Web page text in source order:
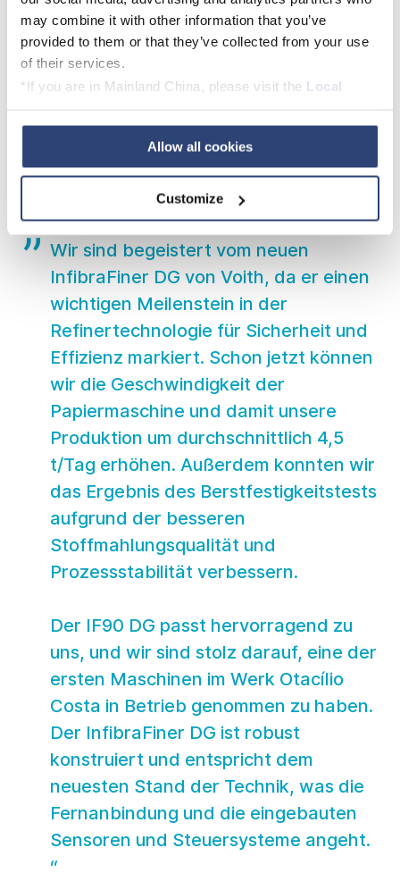
may combine it with other information that you’ve
provided to them or that they’ve collected from your use
of their services.
*If you are in Mainland China, please visit the Local
Allow all cookies
Customize
Wir sind begeistert vom neuen
InfibraFiner DG von Voith, da er einen
wichtigen Meilenstein in der
Refinertechnologie für Sicherheit und
Effizienz markiert. Schon jetzt können
wir die Geschwindigkeit der
Papiermaschine und damit unsere
Produktion um durchschnittlich 4,5
t/Tag erhöhen. Außerdem konnten wir
das Ergebnis des Berstfestigkeitstests
aufgrund der besseren
Stoffmahlungsqualität und
Prozessstabilität verbessern.
Der IF90 DG passt hervorragend zu
uns, und wir sind stolz darauf, eine der
ersten Maschinen im Werk Otacílio
Costa in Betrieb genommen zu haben.
Der InfibraFiner DG ist robust
konstruiert und entspricht dem
neuesten Stand der Technik, was die
Fernanbindung und die eingebauten
Sensoren und Steuersysteme angeht.